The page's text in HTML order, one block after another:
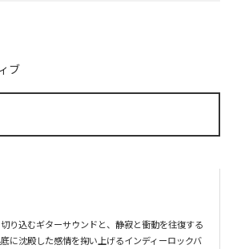
ブ
り込むギターサウンドと、静寂と衝動を往復する
に沈殿した感情を掬い上げるインディーロックバ